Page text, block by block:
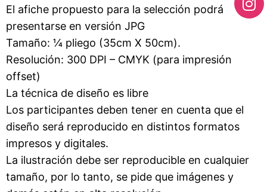
El afiche propuesto para la selección podrá
presentarse en versión JPG
Tamaño: ¼ pliego (35cm X 50cm).
Resolución: 300 DPI – CMYK (para impresión
offset)
La técnica de diseño es libre
Los participantes deben tener en cuenta que el
diseño será reproducido en distintos formatos
impresos y digitales.
La ilustración debe ser reproducible en cualquier
tamaño, por lo tanto, se pide que imágenes y